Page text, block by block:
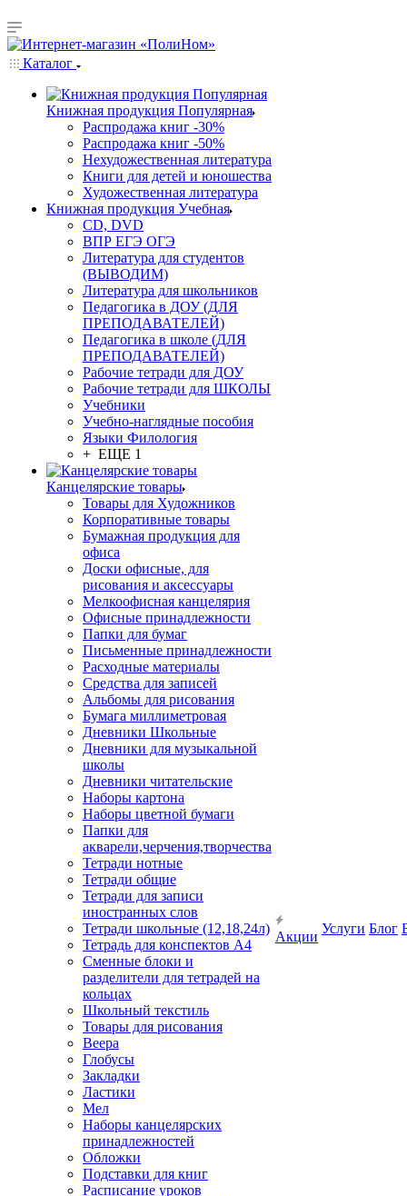
Каталог
Книжная продукция Популярная
Распродажа книг -30%
Распродажа книг -50%
Нехудожественная литература
Книги для детей и юношества
Художественная литература
Книжная продукция Учебная
CD, DVD
ВПР ЕГЭ ОГЭ
Литература для студентов
(ВЫВОДИМ)
Литература для школьников
Педагогика в ДОУ (ДЛЯ
ПРЕПОДАВАТЕЛЕЙ)
Педагогика в школе (ДЛЯ
ПРЕПОДАВАТЕЛЕЙ)
Рабочие тетради для ДОУ
Рабочие тетради для ШКОЛЫ
Учебники
Учебно-наглядные пособия
Языки Филология
+ ЕЩЕ 1
Канцелярские товары
Товары для Художников
Корпоративные товары
Бумажная продукция для
офиса
Доски офисные, для
рисования и аксессуары
Мелкоофисная канцелярия
Офисные принадлежности
Папки для бумаг
Письменные принадлежности
Расходные материалы
Средства для записей
Альбомы для рисования
Бумага миллиметровая
Дневники Школьные
Дневники для музыкальной
школы
Дневники читательские
Наборы картона
Наборы цветной бумаги
Папки для
акварели,черчения,творчества
Тетради нотные
Тетради общие
Тетради для записи
иностранных слов
Тетради школьные (12,18,24л)
Тетрадь для конспектов А4
Сменные блоки и
разделители для тетрадей на
кольцах
Школьный текстиль
Товары для рисования
Веера
Глобусы
Закладки
Ластики
Мел
Наборы канцелярских
принадлежностей
Обложки
Подставки для книг
Расписание уроков
Акции
Услуги Блог